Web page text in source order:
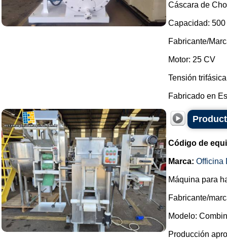
Cáscara de
Capacidad: 500
Fabricante/
Motor: 25 CV
Tensión
Fabricado en
Código de
Marca: Officina
Máquina para
Fabricante/
Modelo:
Producción